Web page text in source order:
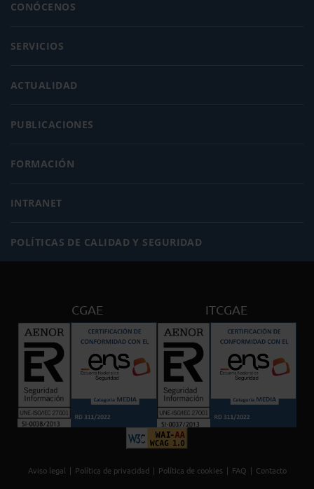
CONÓCENOS
SERVICIOS
ACTUALIDAD
PUBLICACIONES
FORMACIÓN
INTRANET
POLÍTICAS DE CALIDAD Y SEGURIDAD
CGAE ITCGAE
Aviso legal Política de privacidad Política de cookies FAQ Contacto